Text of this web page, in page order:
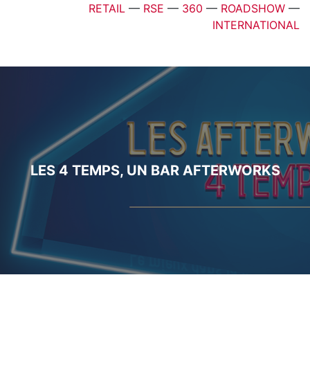
RETAIL — RSE — 360 — ROADSHOW —
INTERNATIONAL
LES 4 TEMPS, UN BAR AFTERWORKS